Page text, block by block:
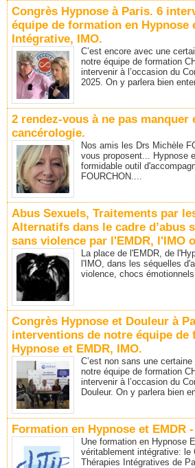
Congrès Hypnose à Paris. 6
équipe de formation en Hypnose
Intégrative, IMO.
C’est encore avec une
notre équipe de formation
intervenir à l’occasion du
2025. On y parlera bien
2 rendez-vous à ne pas manquer
cancérologie.
Nos amis les Drs Michèle
vous proposent... Hypnose
formidable outil
FOURCHON....
Abus Sexuels, Traitements par
Alternatifs dans le cadre d’abus
sans violence par l'EMDR, l'IMO
La place de l'EMDR, de
l'IMO, dans les séquelles
violence, chocs
Congrès Hypnose et Douleur à
interventions de notre équipe de
Hypnose et EMDR, IMO.
C’est non sans une
notre équipe de formation
intervenir à l’occasion du
Douleur. On y parlera bien
Formation en Hypnose et EMDR
Une formation en Hypnose
véritablement intégrative: le
Thérapies Intégratives de